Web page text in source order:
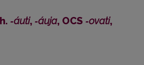
‑áuti, ‑áuja, OCS ‑ovati,